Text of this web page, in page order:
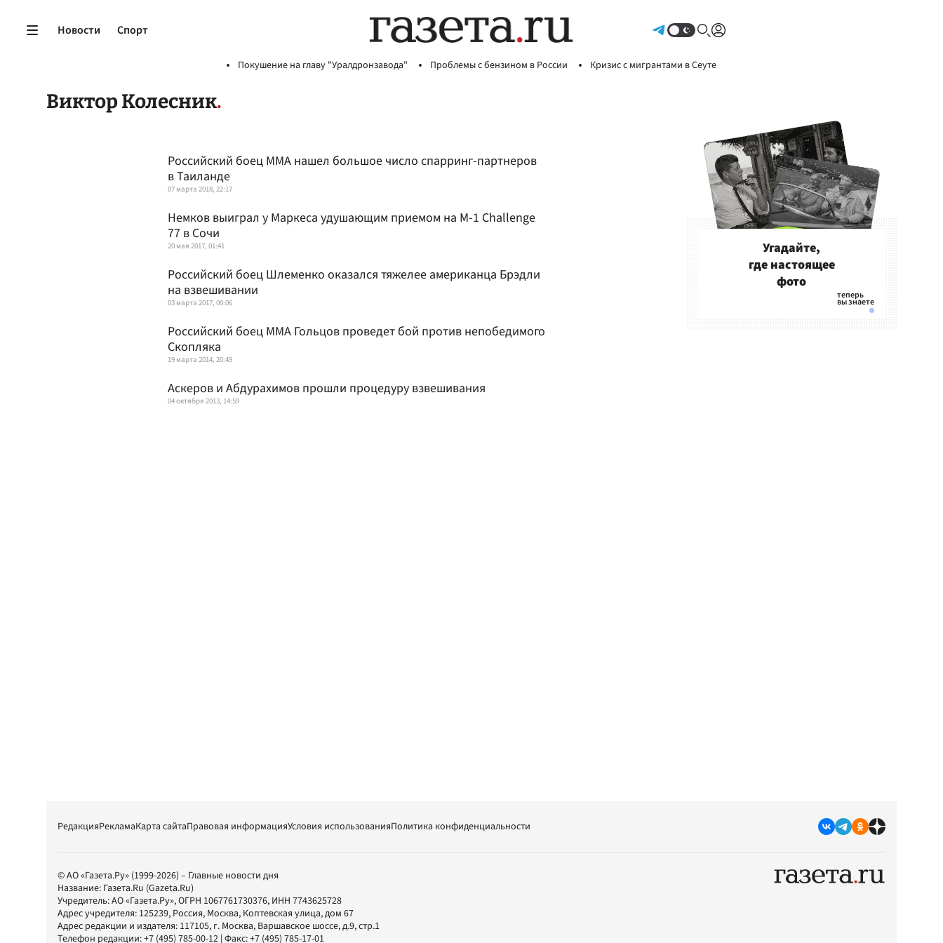
Новости Спорт
Покушение на главу "Уралдронзавода" Проблемы с бензином в России Кризис с мигрантами в Сеуте
Виктор Колесник
Российский боец ММА нашел большое число спарринг-партнеров
в Таиланде
07 марта 2018, 22:17
Немков выиграл у Маркеса удушающим приемом на M-1 Challenge
77 в Сочи
20 мая 2017, 01:41
Российский боец Шлеменко оказался тяжелее американца Брэдли
на взвешивании
03 марта 2017, 00:06
Российский боец ММА Гольцов проведет бой против непобедимого
Скопляка
19 марта 2014, 20:49
Аскеров и Абдурахимов прошли процедуру взвешивания
04 октября 2013, 14:59
Угадайте,
где настоящее
фото
РедакцияРекламаКарта сайтаПравовая информацияУсловия использованияПолитика конфиденциальности
© АО «Газета.Ру» (1999-2026) – Главные новости дня
Название: Газета.Ru (Gazeta.Ru)
Учредитель:АО «Газета.Ру», ОГРН 1067761730376, ИНН 7743625728
Адрес учредителя: 125239, Россия, Москва, Коптевская улица, дом 67
Адрес редакции и издателя: 117105, г. Москва, Варшавское шоссе, д.9, стр.1
Телефон редакции:+7 (495) 785-00-12 | Факс:+7 (495) 785-17-01